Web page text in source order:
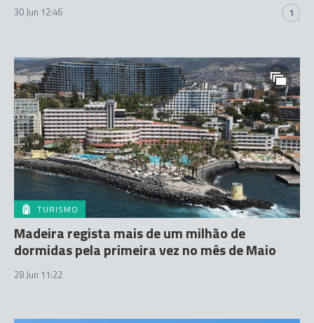
30 Jun 12:46 1
TURISMO
Madeira regista mais de um milhão de
dormidas pela primeira vez no mês de Maio
28 Jun 11:22